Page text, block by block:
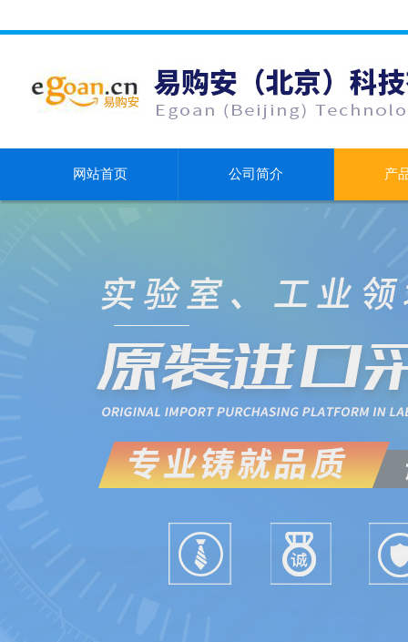
网站首页 公司简介 产